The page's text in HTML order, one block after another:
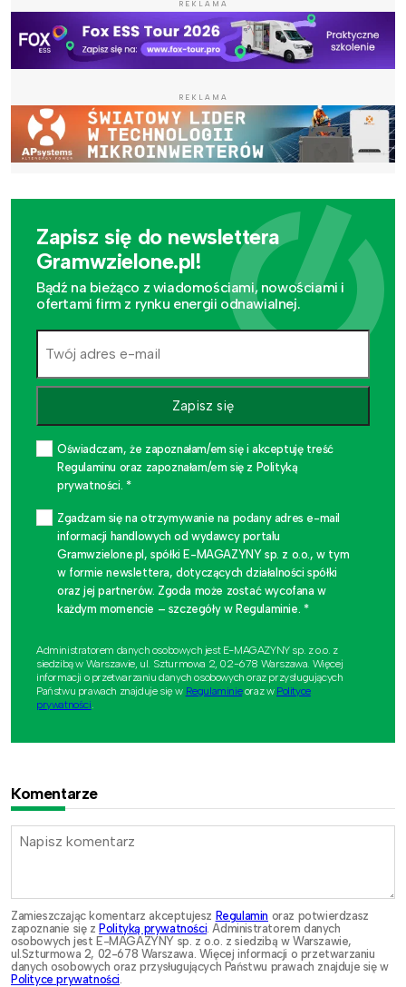
REKLAMA
REKLAMA
Zapisz się do newslettera
Gramwzielone.pl!
Bądź na bieżąco z wiadomościami, nowościami i
ofertami firm z rynku energii odnawialnej.
Zapisz się
Oświadczam, że zapoznałam/em się i akceptuję treść
Regulaminu oraz zapoznałam/em się z Polityką
prywatności. *
Zgadzam się na otrzymywanie na podany adres e-mail
informacji handlowych od wydawcy portalu
Gramwzielone.pl, spółki E-MAGAZYNY sp. z o.o., w tym
w formie newslettera, dotyczących działalności spółki
oraz jej partnerów. Zgoda może zostać wycofana w
każdym momencie – szczegóły w Regulaminie. *
Administratorem danych osobowych jest E-MAGAZYNY sp. z o.o. z
siedzibą w Warszawie, ul. Szturmowa 2, 02-678 Warszawa. Więcej
informacji o przetwarzaniu danych osobowych oraz przysługujących
Państwu prawach znajduje się w Regulaminieoraz w Polityce
prywatności
Komentarze
Zamieszczając komentarz akceptujesz Regulamin oraz potwierdzasz
zapoznanie się zPolityką prywatności . Administratorem danych
osobowych jest E-MAGAZYNY sp. z o.o. z siedzibą w Warszawie,
ul.Szturmowa 2, 02-678 Warszawa. Więcej informacji o przetwarzaniu
danych osobowych oraz przysługujących Państwu prawach znajduje się w
Polityce prywatności